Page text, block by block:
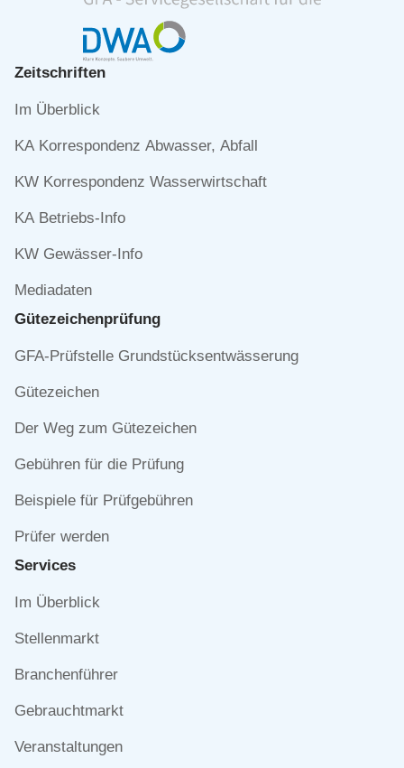
Zeitschriften
Navigation
Im Überblick
KA Korrespondenz Abwasser, Abfall
KW Korrespondenz Wasserwirtschaft
KA Betriebs-Info
KW Gewässer-Info
Mediadaten
Gütezeichen­prüfung
Navigation
GFA-Prüfstelle Grundstücksentwässerung
Gütezeichen
Der Weg zum Gütezeichen
Gebühren für die Prüfung
Beispiele für Prüfgebühren
Prüfer werden
Services
Navigation
Im Überblick
Stellenmarkt
Branchenführer
Gebrauchtmarkt
Veranstaltungen